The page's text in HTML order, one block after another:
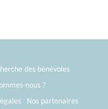
des bénévoles
nous ?
Nos partenaires